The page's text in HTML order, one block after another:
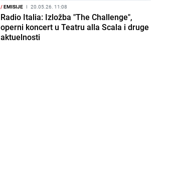
/EMISIJE I 20.05.26. 11:08
Radio Italia: Izložba "The Challenge",
operni koncert u Teatru alla Scala i druge
aktuelnosti